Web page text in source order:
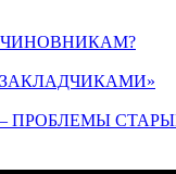
ЧИНОВНИКАМ?
ПРОБЛЕМЫ